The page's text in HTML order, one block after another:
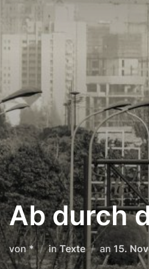
Ab durch
von* inTexte an
am
15.